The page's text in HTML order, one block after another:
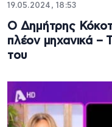
19.05.2024, 18:53
Ο Δημήτρης
πλέον μηχανικά –
του